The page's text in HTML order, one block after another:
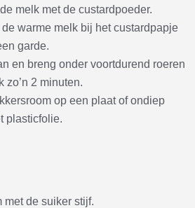
melk met de custardpoeder.
warme melk bij het custardpapje
garde.
en breng onder voortdurend roeren
zo’n 2 minuten.
op een plaat of ondiep
plasticfolie.
met de suiker stijf.